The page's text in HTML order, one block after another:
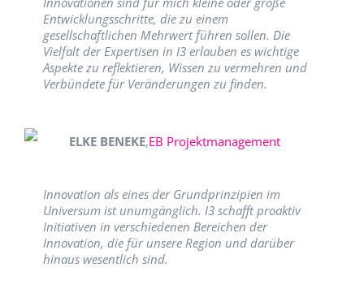
Entwicklungsschritte, die zu einem
gesellschaftlichen Mehrwert führen sollen. Die
Vielfalt der Expertisen in I3 erlauben es wichtige
Aspekte zu reflektieren, Wissen zu vermehren und
Verbündete für Veränderungen zu finden.
ELKE BENEKE,EB Projektmanagement
Innovation als eines der Grundprinzipien im
Universum ist unumgänglich. I3 schafft proaktiv
Initiativen in verschiedenen Bereichen der
Innovation, die für unsere Region und darüber
hinaus wesentlich sind.